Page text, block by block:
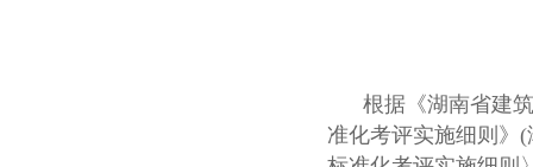
根据《湖南省建筑
准化考评实施细则》